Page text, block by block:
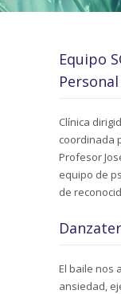
Equipo
Personal
Clínica
coordinada
Profesor
equipo de
de
El baile nos
ansiedad,